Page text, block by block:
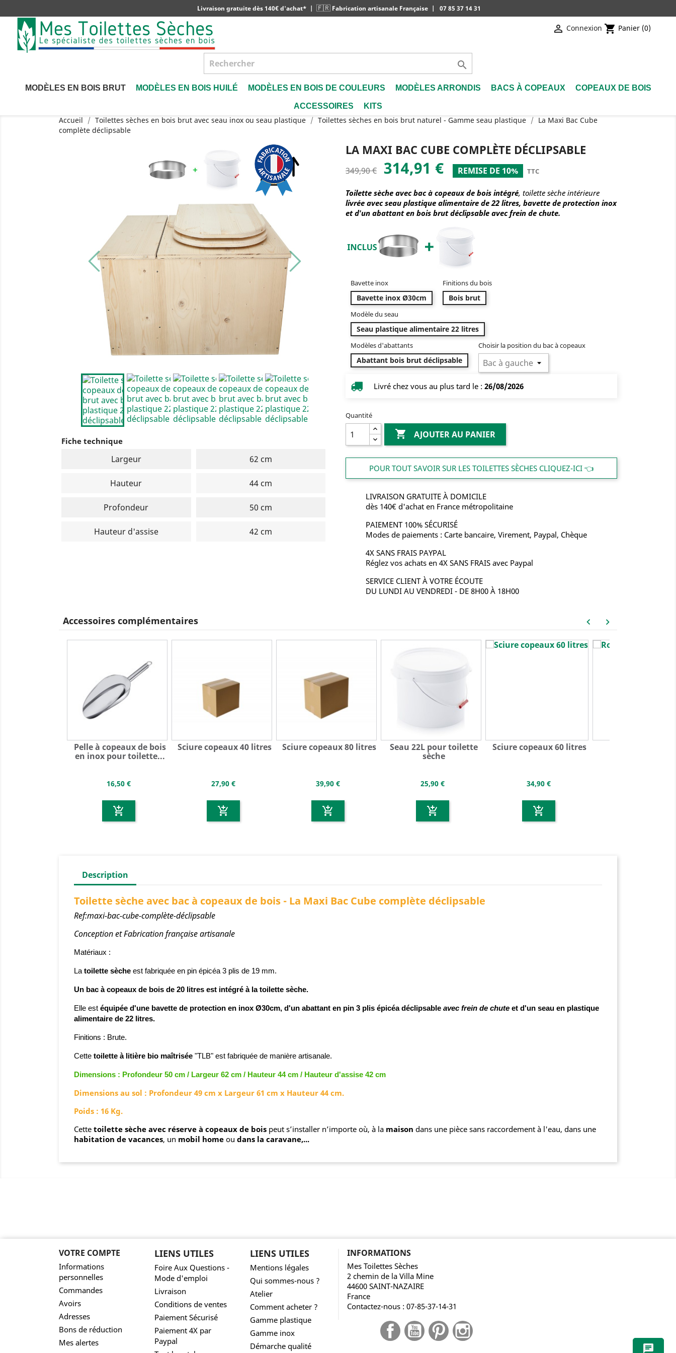
Livraison gratuite dès 140€ d'achat* | 🇫🇷Fabrication artisanale Française | 07 85 37 14 31
 Connexion shopping_cart Panier (0)

MODÈLES EN BOIS BRUT MODÈLES EN BOIS HUILÉ MODÈLES EN BOIS DE COULEURS MODÈLES ARRONDIS BACS À COPEAUX COPEAUX DE BOIS
ACCESSOIRES KITS
Accueil Toilettes sèches en bois brut avec seau inox ou seau plastique Toilettes sèches en bois brut naturel - Gamme seau plastique
La Maxi Bac Cube
complète déclipsable
Fiche technique
Largeur 62 cm
Hauteur 44 cm
Profondeur 50 cm
Hauteur d'assise 42 cm
LA MAXI BAC CUBE COMPLÈTE DÉCLIPSABLE
349,90 € 314,91 € REMISE DE 10% TTC
Toilette sèche avec bac à copeaux de bois intégré, toilette sèche intérieure
livrée avec seau plastique alimentaire de 22 litres, bavette de protection inox
et d'un abattant en bois brut déclipsable avec frein de chute.
Bavette inox
Bavette inox Ø30cm
Finitions du bois
Bois brut
Modèle du seau
Seau plastique alimentaire 22 litres
Modèles d'abattants
Abattant bois brut déclipsable
Choisir la position du bac à copeaux
Livré chez vous au plus tard le : 26/08/2026
Quantité
 AJOUTER AU PANIER
POUR TOUT SAVOIR SUR LES TOILETTES SÈCHES CLIQUEZ-ICI 👈
LIVRAISON GRATUITE À DOMICILE
dès 140€ d'achat en France métropolitaine
PAIEMENT 100% SÉCURISÉ
Modes de paiements : Carte bancaire, Virement, Paypal, Chèque
4X SANS FRAIS PAYPAL
Réglez vos achats en 4X SANS FRAIS avec Paypal
SERVICE CLIENT À VOTRE ÉCOUTE
DU LUNDI AU VENDREDI - DE 8H00 À 18H00
Accessoires complémentaires keyboard_arrow_left keyboard_arrow_right
Pelle à copeaux de bois
en inox pour toilette...
16,50 €
add_shopping_cart
Sciure copeaux 40 litres
27,90 €
add_shopping_cart
Sciure copeaux 80 litres
39,90 €
add_shopping_cart
Seau 22L pour toilette
sèche
25,90 €
add_shopping_cart
Sciure copeaux 60 litres
34,90 €
add_shopping_cart
Description
Toilette sèche avec bac à copeaux de bois - La Maxi Bac Cube complète déclipsable
Ref:maxi-bac-cube-complète-déclipsable
Conception et Fabrication française artisanale
Matériaux :
La toilette sèche est fabriquée en pin épicéa 3 plis de 19 mm.
Un bac à copeaux de bois de 20 litres est intégré à la toilette sèche.
Elle est équipée d'une bavette de protection en inox Ø30cm, d'un abattant en pin 3 plis épicéa déclipsable avec frein de chute et d'un seau en plastique
alimentaire de 22 litres.
Finitions : Brute.
Cette toilette à litière bio maîtrisée "TLB" est fabriquée de manière artisanale.
Dimensions : Profondeur 50 cm / Largeur 62 cm / Hauteur 44 cm / Hauteur d'assise 42 cm
Dimensions au sol : Profondeur 49 cm x Largeur 61 cm x Hauteur 44 cm.
Poids : 16 Kg.
Cette toilette sèche avec réserve à copeaux de bois peut s’installer n’importe où, à la maison dans une pièce sans raccordement à l'eau, dans une
habitation de vacances, un mobil home ou dans la caravane,...
chat
VOTRE COMPTE
Informations
personnelles
Commandes
Avoirs
Adresses
Bons de réduction
Mes alertes
LIENS UTILES
Foire Aux Questions -
Mode d'emploi
Livraison
Conditions de ventes
Paiement Sécurisé
Paiement 4X par
Paypal
LIENS UTILES
Mentions légales
Qui sommes-nous ?
Atelier
Comment acheter ?
Gamme plastique
Gamme inox
Démarche qualité
INFORMATIONS
Mes Toilettes Sèches
2 chemin de la Villa Mine
44600 SAINT-NAZAIRE
France
Contactez-nous : 07-85-37-14-31
FacebookYouTubePinterest